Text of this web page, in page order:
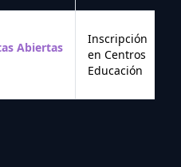
Abiertas
Inscripción
en Centros
Educación